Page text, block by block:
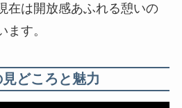
在は開放感あふれる憩いの
す。
どころと魅力